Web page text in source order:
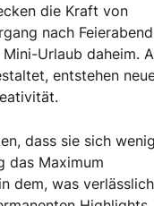
die Kraft von
nach
Urlaub daheim.
entstehen
dass sie sich
das Maximum
dem, was verlässlich